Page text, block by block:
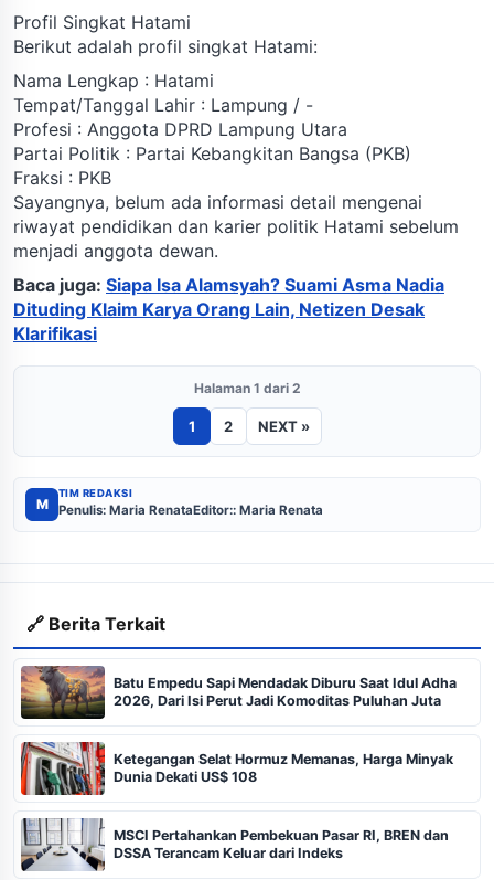
Profil Singkat Hatami
Berikut adalah profil singkat Hatami:
Nama Lengkap : Hatami
Tempat/Tanggal Lahir : Lampung / -
Profesi : Anggota DPRD Lampung Utara
Partai Politik : Partai Kebangkitan Bangsa (PKB)
Fraksi : PKB
Sayangnya, belum ada informasi detail mengenai
riwayat pendidikan dan karier politik Hatami sebelum
menjadi anggota dewan.
Baca juga: Siapa Isa Alamsyah? Suami Asma Nadia
Dituding Klaim Karya Orang Lain, Netizen Desak
Klarifikasi
Halaman 1 dari 2
1 2 NEXT »
M
TIM REDAKSI
Penulis: Maria RenataEditor:: Maria Renata
🔗 Berita Terkait
Batu Empedu Sapi Mendadak Diburu Saat Idul Adha
2026, Dari Isi Perut Jadi Komoditas Puluhan Juta
Ketegangan Selat Hormuz Memanas, Harga Minyak
Dunia Dekati US$ 108
MSCI Pertahankan Pembekuan Pasar RI, BREN dan
DSSA Terancam Keluar dari Indeks